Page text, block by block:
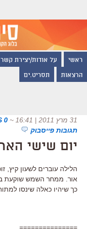
ראשי על אודות/יצירת קשר
הרצאות תסריט.ים
31 מרץ 2011 | 16:41 ~
0 COMMENTS
תגובות פייסבוק
יום שישי
הלילה עוברים לשעון קיץ,
כך שיהיו כאלה שינסו
===============